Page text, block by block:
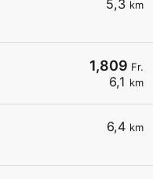
5,3 km
1,809 Fr.
6,1 km
6,4 km